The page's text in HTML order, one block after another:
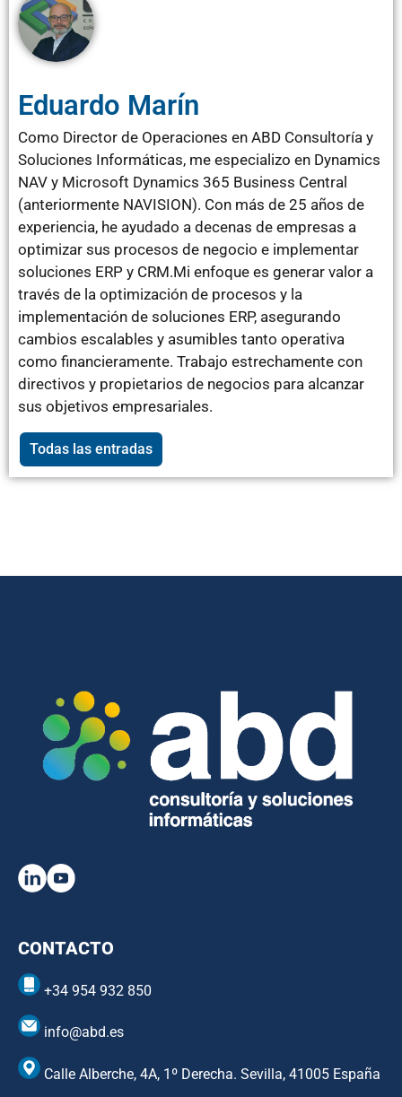
Eduardo Marín
Como Director de Operaciones en ABD Consultoría y
Soluciones Informáticas, me especializo en Dynamics
NAV y Microsoft Dynamics 365 Business Central
(anteriormente NAVISION). Con más de 25 años de
experiencia, he ayudado a decenas de empresas a
optimizar sus procesos de negocio e implementar
soluciones ERP y CRM.Mi enfoque es generar valor a
través de la optimización de procesos y la
implementación de soluciones ERP, asegurando
cambios escalables y asumibles tanto operativa
como financieramente. Trabajo estrechamente con
directivos y propietarios de negocios para alcanzar
sus objetivos empresariales.
Todas las entradas
CONTACTO
+34 954 932 850
info@abd.es
Calle Alberche, 4A, 1º Derecha. Sevilla, 41005 España